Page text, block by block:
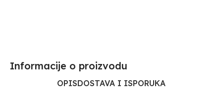
Informacije o proizvodu​
OPISDOSTAVA I ISPORUKA